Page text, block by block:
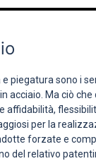
piegatura sono i
acciaio. Ma ciò
affidabilità,
per la
forzate e
del relativo